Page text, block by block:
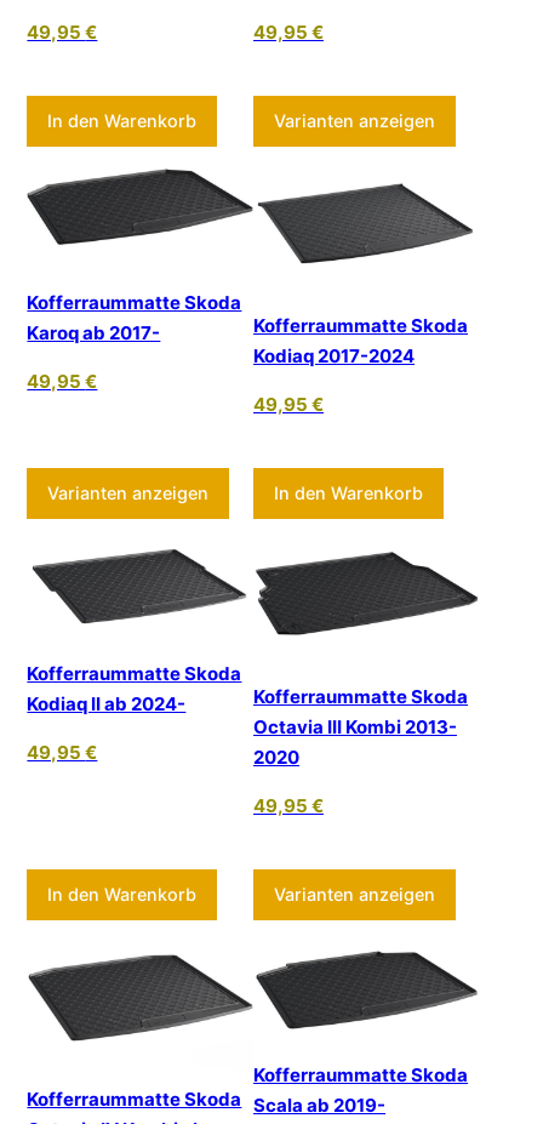
49,95€
In den Warenkorb
49,95 €
Varianten anzeigen
Kofferraummatte Skoda
Karoq ab 2017-
49,95€
Varianten anzeigen Dieses Produkt weist mehrere
Kofferraummatte Skoda
Kodiaq 2017-2024
49,95 €
In den Warenkorb
Kofferraummatte Skoda
Kodiaq II ab 2024-
49,95€
In den Warenkorb
Kofferraummatte Skoda
Octavia III Kombi 2013-
2020
49,95 €
Varianten anzeigen
Kofferraummatte Skoda
Kofferraummatte Skoda
Scala ab 2019-